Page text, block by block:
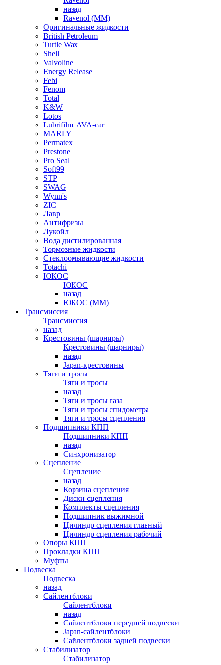
назад
Ravenol (ММ)
Оригинальные жидкости
British Petroleum
Turtle Wax
Shell
Valvoline
Energy Release
Febi
Fenom
Total
K&W
Lotos
Lubrifilm, AVA-car
MARLY
Permatex
Prestone
Pro Seal
Soft99
STP
SWAG
Wynn's
ZIC
Лавр
Антифризы
Лукойл
Вода дистилированная
Тормозные жидкости
Стеклоомывающие жидкости
Totachi
ЮКОС
ЮКОС
назад
ЮКОС (ММ)
Трансмиссия
Трансмиссия
назад
Крестовины (шарниры)
Крестовины (шарниры)
назад
Japan-крестовины
Тяги и тросы
Тяги и тросы
назад
Тяги и тросы газа
Тяги и тросы спидометра
Тяги и тросы сцепления
Подшипники КПП
Подшипники КПП
назад
Синхронизатор
Сцепление
Сцепление
назад
Корзина сцепления
Диски сцепления
Комплекты сцепления
Подшипник выжимной
Цилиндр сцепления главный
Цилиндр сцепления рабочий
Опоры КПП
Прокладки КПП
Муфты
Подвеска
Подвеска
назад
Сайлентблоки
Сайлентблоки
назад
Сайлентблоки передней подвески
Japan-сайлентблоки
Сайлентблоки задней подвески
Стабилизатор
Стабилизатор